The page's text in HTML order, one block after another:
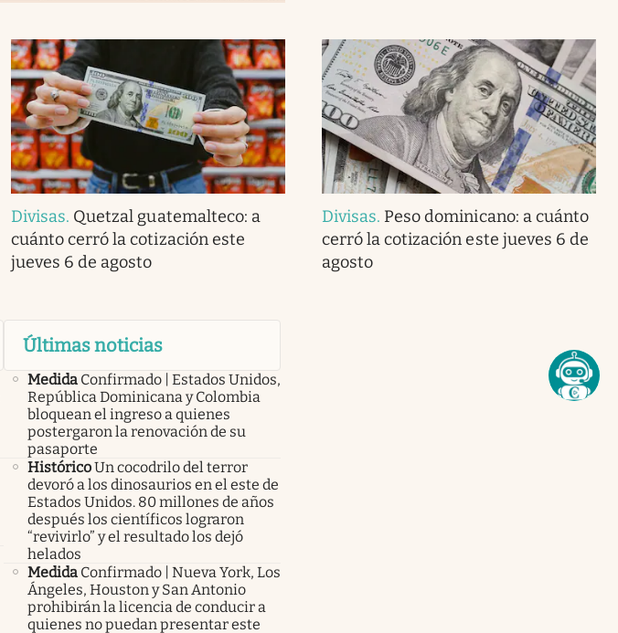
Divisas. Quetzal guatemalteco: a
cuánto cerró la cotización este
jueves 6 de agosto
Divisas. Peso dominicano: a cuánto
cerró la cotización este jueves 6 de
agosto
Últimas noticias
Medida Confirmado | Estados Unidos,
República Dominicana y Colombia
bloquean el ingreso a quienes
postergaron la renovación de su
pasaporte
HistóricoUn cocodrilo del terror
devoró a los dinosaurios en el este de
Estados Unidos. 80 millones de años
después los científicos lograron
“revivirlo” y el resultado los dejó
helados
Medida Confirmado | Nueva York, Los
Ángeles, Houston y San Antonio
prohibirán la licencia de conducir a
quienes no puedan presentar este